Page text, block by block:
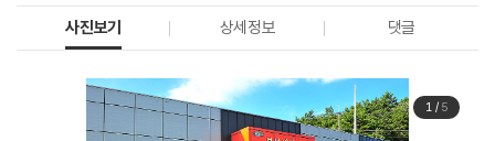
사진보기 상세정보 댓글
1/ 5